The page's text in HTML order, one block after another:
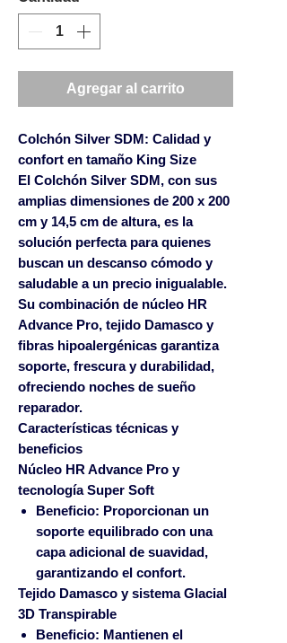
Agregar al carrito
Colchón Silver SDM: Calidad y
confort en tamaño King Size
El Colchón Silver SDM, con sus
amplias dimensiones de 200 x 200
cm y 14,5 cm de altura, es la
solución perfecta para quienes
buscan un descanso cómodo y
saludable a un precio inigualable.
Su combinación de núcleo HR
Advance Pro, tejido Damasco y
fibras hipoalergénicas garantiza
soporte, frescura y durabilidad,
ofreciendo noches de sueño
reparador.
Características técnicas y
beneficios
Núcleo HR Advance Pro y
tecnología Super Soft
Beneficio: Proporcionan un
soporte equilibrado con una
capa adicional de suavidad,
garantizando el confort.
Tejido Damasco y sistema Glacial
3D Transpirable
Beneficio: Mantienen el